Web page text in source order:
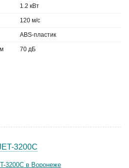
1.2 кВт
120 м/с
ABS-пластик
70 дБ
3200C